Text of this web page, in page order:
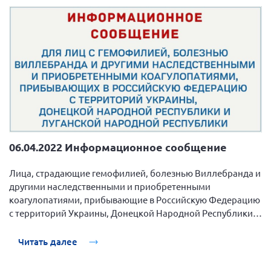
06.04.2022 Информационное сообщение
Лица, страдающие гемофилией, болезнью Виллебранда и
другими наследственными и приобретенными
коагулопатиями, прибывающие в Российскую Федерацию
с территорий Украины, Донецкой Народной Республики и
горячую линию Всероссийского общества гемофилии для
Читать далее